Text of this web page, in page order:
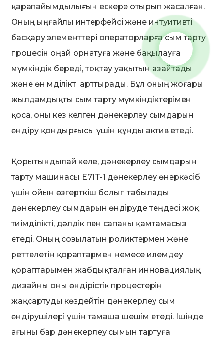
қарапайымдылығын ескере отырып жасалған.
Оның ыңғайлы интерфейсі және интуитивті
басқару элементтері операторларға сым тарту
процесін оңай орнатуға және бақылауға
мүмкіндік береді, тоқтау уақытын азайтады
және өнімділікті арттырады. Бұл оның жоғары
жылдамдықты сым тарту мүмкіндіктерімен
қоса, оны кез келген дәнекерлеу сымдарын
өндіру қондырғысы үшін құнды актив етеді.
Қорытындылай келе, дәнекерлеу сымдарын
тарту машинасы E71T-1 дәнекерлеу өнеркәсібі
үшін ойын өзгерткіш болып табылады,
дәнекерлеу сымдарын өндіруде теңдесі жоқ
тиімділікті, дәлдік пен сапаны қамтамасыз
етеді. Оның созылатын роликтермен және
реттелетін қораптармен немесе илемдеу
қораптарымен жабдықталған инновациялық
дизайны оны өндірістік процестерін
жақсартуды көздейтін дәнекерлеу сым
өндірушілері үшін тамаша шешім етеді. Ішінде
ағыны бар дәнекерлеу сымын тартуға